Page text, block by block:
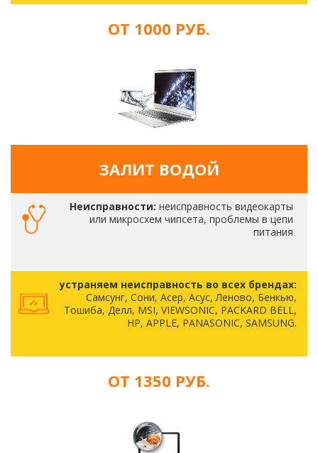
ОТ 1000 РУБ.
ЗАЛИТ ВОДОЙ
Неисправности: неисправность видеокарты
или микросхем чипсета, проблемы в цепи
питания
устраняем неисправность во всех брендах:
Самсунг, Сони, Асер, Асус, Леново, Бенкью,
Тошиба, Делл, MSI, VIEWSONIC, PACKARD BELL,
HP, APPLE, PANASONIC, SAMSUNG.
ОТ 1350 РУБ.